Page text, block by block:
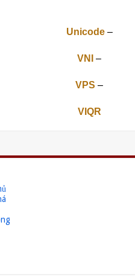
Unicode–
VNI –
VPS –
VIQR